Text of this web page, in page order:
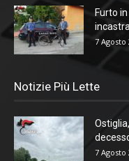
Furto
7 Agosto
Notizie Più Lette
7 Agosto